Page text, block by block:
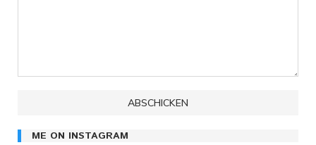
ME ON INSTAGRAM